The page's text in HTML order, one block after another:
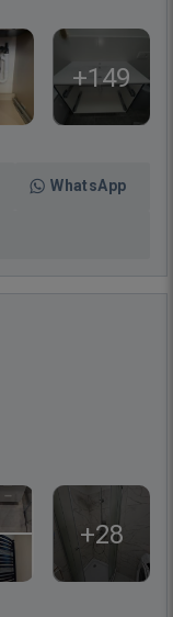
+149
WhatsApp
+28